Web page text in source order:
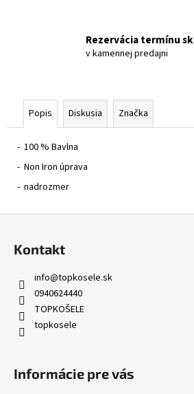
Rezervácia termínu
v kamennej predajni
Popis Diskusia Značka
- 100 % Bavlna
- Non Iron úprava
- nadrozmer
Kontakt
info@topkosele.sk
0940624440
TOPKOŠELE
topkosele
Informácie pre vás